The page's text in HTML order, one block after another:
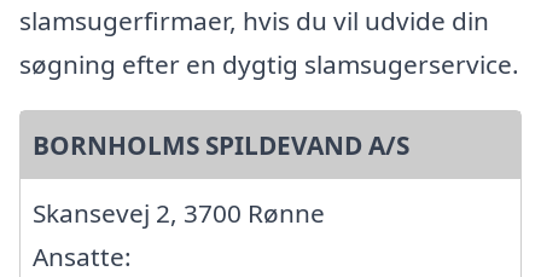
slamsugerfirmaer, hvis du vil udvide din
søgning efter en dygtig slamsugerservice.
BORNHOLMS SPILDEVAND A/S
Skansevej 2, 3700 Rønne
Ansatte: